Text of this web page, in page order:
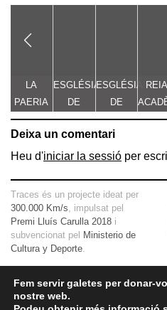
LA
PAERIA
ESGLÉSIA
DE
SANTA
MARIA
DEL PI I
ESGLÉSIA
DE
SANTA
MARIA
DEL MAR
REIAL
DE
I
Deixa un comentari
Heu d'iniciar la sessió per
Traces és un projecte ideat per
300.000 Km/s , impulsat pel
Premi Lluís Carulla 2018 i
subvencionat pel Ministerio de
Cultura y Deporte
Aquítens més informació sobre
el projecte
Si ens vols contactar pots fer-ho
Fem servir galetes per donar-
nostre web.